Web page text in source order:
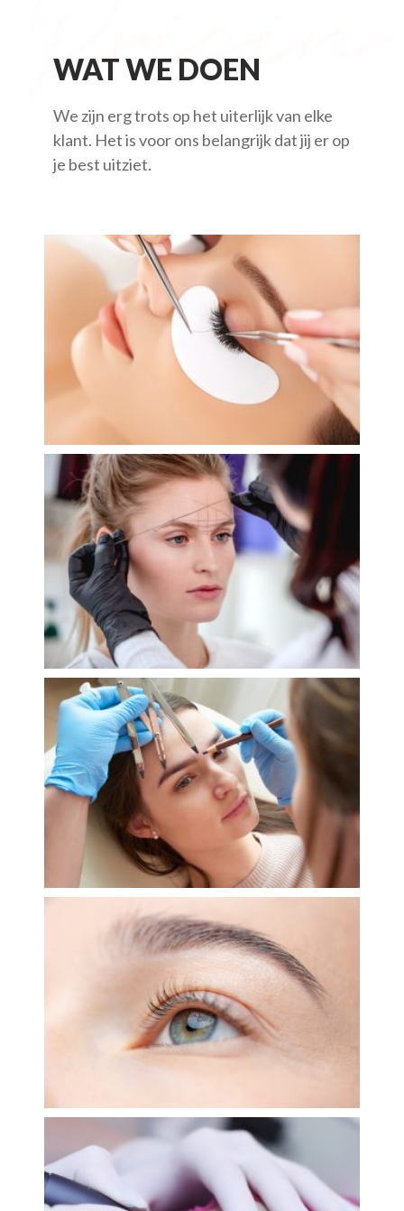
WAT WE DOEN
We zijn erg trots op het uiterlijk van elke
klant. Het is voor ons belangrijk dat jij er op
je best uitziet.